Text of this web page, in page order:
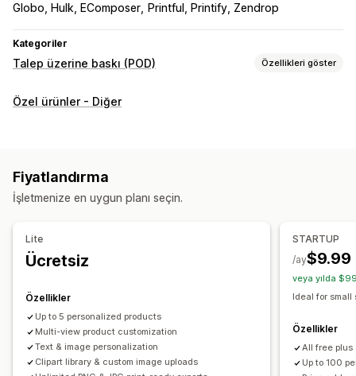
Globo, Hulk, EComposer
Printful, Printify, Zendrop
Kategoriler
Talep üzerine baskı (POD) Özellikleri göster
Ürün özelleştirme
Ürünler
Tüm yüzey baskı
Çantalar Battaniyeler
Ev dekorasyonu
Evcil hayvan ürünleri
Duvar resimleri
White label
Özel ürünler - Diğer
Fiyatlandırma
İşletmenize en uygun planı seçin.
Lite
Ücretsiz
Özellikler
Up to 5 personalized products
Multi-view product customization
Text & image personalization
Clipart library & custom image uploads
STARTUP
$9.99
/ay
veya yılda
Ideal for
Özellikler
All free plus
Up to 100